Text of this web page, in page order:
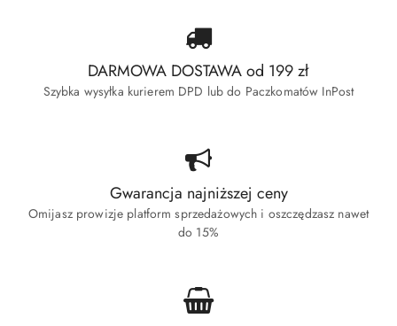
DARMOWA DOSTAWA od 199 zł
Szybka wysyłka kurierem DPD lub do Paczkomatów InPost
Gwarancja najniższej ceny
Omijasz prowizje platform sprzedażowych i oszczędzasz nawet
do 15%